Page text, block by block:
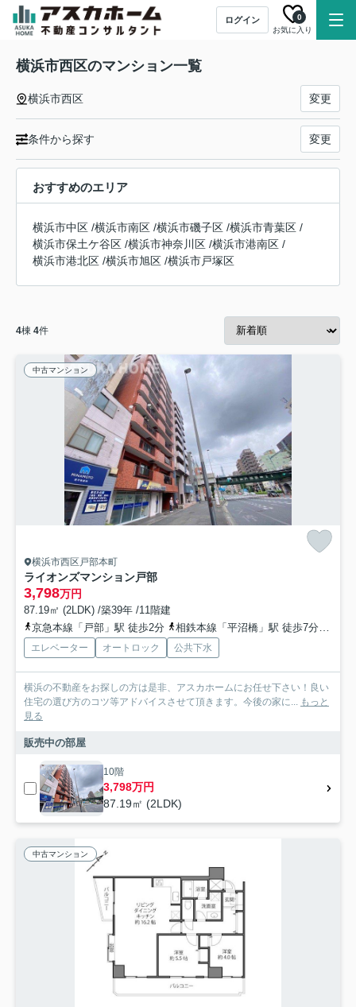
ログイン
お気に入り
0
横浜市西区のマンション一覧
横浜市西区 変更
条件から探す 変更
おすすめのエリア
横浜市中区 /横浜市南区 /横浜市磯子区 /横浜市青葉区 /
横浜市保土ケ谷区 /横浜市神奈川区 /横浜市港南区 /
横浜市港北区 /横浜市旭区 /横浜市戸塚区
4棟 4件
中古マンション
横浜市西区戸部本町
ライオンズマンション戸部
3,798万円
87.19㎡ (2LDK) /築39年 /11階建
京急本線「戸部」駅 徒歩2分
相鉄本線「平沼橋」駅 徒歩7分
エレベーター オートロック 公共下水
横浜の不動産をお探しの方は是非、アスカホームにお任せ下さい！良い
住宅の選び方のコツ等アドバイスさせて頂きます。今後の家に... もっと
見る
販売中の部屋
10階
3,798万円
87.19㎡ (2LDK)
中古マンション